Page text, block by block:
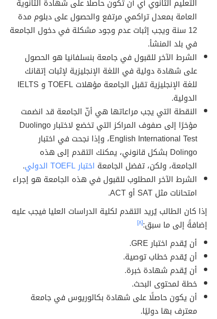
التعليم الثانوي أي أن تكون حاصلًا على شهادة الثانوية
العامة بمعدل تراكمي مرتفع والحصول على دبلوم مدة
12 سنة ويجب إثبات عدم وجود مشكلة في دخول الجامعة
في بلد المنشأ.
الشرط الآخر للقبول في جامعة بنسلفانيا هو الحصول
على شهادة دولية في اللغة الإنجليزية لإثبات إتقانك
للغة الإنجليزية تقبل الجامعة مؤهلات TOEFL و IELTS
الدولية.
النقطة التي يجب مراعاتها هي أنّ الجامعة قد انضمت
مؤخرًا إلى صفوف المراكز التي تخضع لاختبار Duolingo
English International Test، وإذا نجحت في اختبار
Dolingo بشكل قانوني، يمكنك التقدم إلى هذه
الجامعة، ولكن، تفضل الجامعة اختبار TOEFL الدولي
.
الشرط الآخر المطلوب للقبول في هذه الجامعة هو إجراء
امتحانات مثل SAT أو ACT.
إذا كان الطالب يُريد التقدم لكلية الدراسات العليا فيجب عليه
إضافةً إلى ما سبق:[٨]
أن يُقدم اختبار GRE.
أن يُقدم خطاب توصية.
أن يُقدم شهادة خبرة.
خطة لمحتوى البحث.
أن يكون حاصلًا على شهادة بكالوريوس في جامعة
معترف بها دوليًا.